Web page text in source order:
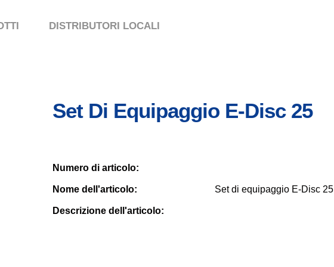
DISTRIBUTORI LOCALI
Set Di Equipaggio E-Disc 25
Numero di articolo:
Nome dell'articolo: Set di equipaggio E-Disc 25
Descrizione dell'articolo: